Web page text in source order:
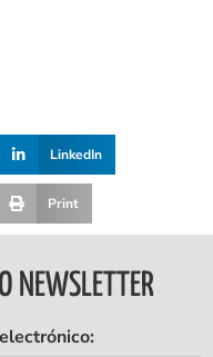
LinkedIn
Print
NEWSLETTER